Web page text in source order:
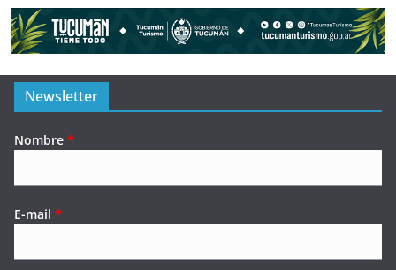
Newsletter
Nombre *
E-mail *